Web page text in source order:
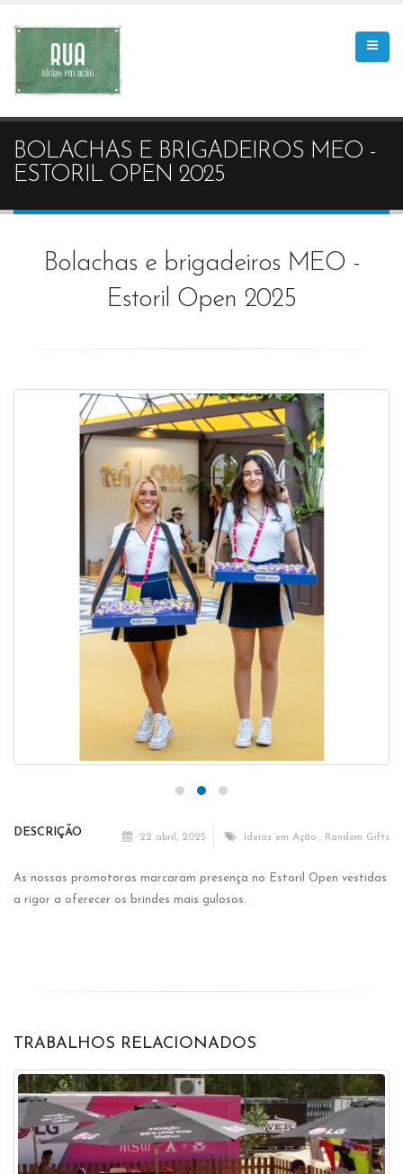
BOLACHAS E BRIGADEIROS MEO -
ESTORIL OPEN 2025
Bolachas e brigadeiros MEO -
Estoril Open 2025
22 abril, 2025 Ideias em Ação , Random Gifts
DESCRIÇÃO
As nossas promotoras marcaram presença no Estoril Open vestidas
a rigor a oferecer os brindes mais gulosos.
TRABALHOS RELACIONADOS